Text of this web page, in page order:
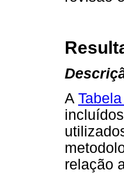
A
relação